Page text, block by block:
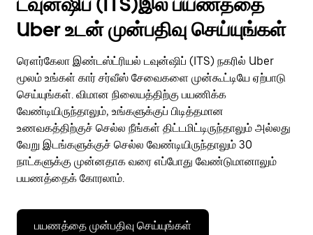
Uber உடன் முன்பதிவு செய்யுங்கள்
ரௌர்கேலா இண்டஸ்ட்ரியல் டவுன்ஷிப் (ITS) நகரில் Uber
மூலம் உங்கள் கார் சர்வீஸ் சேவைகளை முன்கூட்டியே ஏற்பாடு
செய்யுங்கள். விமான நிலையத்திற்கு பயணிக்க
வேண்டியிருந்தாலும், உங்களுக்குப் பிடித்தமான
உணவகத்திற்குச் செல்ல நீங்கள் திட்டமிட்டிருந்தாலும் அல்லது
வேறு இடங்களுக்குச் செல்ல வேண்டியிருந்தாலும் 30
நாட்களுக்கு முன்னதாக வரை எப்போது வேண்டுமானாலும்
பயணத்தைக் கோரலாம்.
பயணத்தை முன்பதிவு செய்யுங்கள்